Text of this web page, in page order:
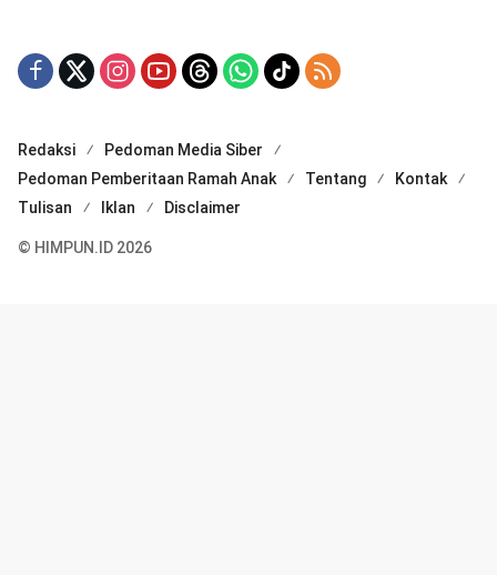
Redaksi
Pedoman Media Siber
Pedoman Pemberitaan Ramah Anak
Tentang
Kontak
Tulisan
Iklan Disclaimer
© HIMPUN.ID 2026